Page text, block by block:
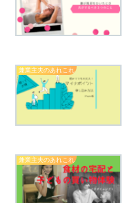
兼業主夫のあれこれ
兼業主夫のあれこれ